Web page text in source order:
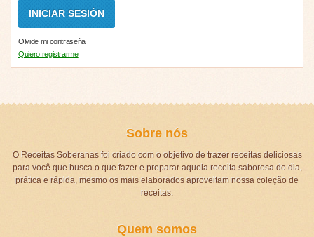
Olvide mi contraseña
Quiero registrarme
Sobre nós
O Receitas Soberanas foi criado com o objetivo de trazer receitas deliciosas
para você que busca o que fazer e preparar aquela receita saborosa do dia,
prática e rápida, mesmo os mais elaborados aproveitam nossa coleção de
receitas.
Quem somos